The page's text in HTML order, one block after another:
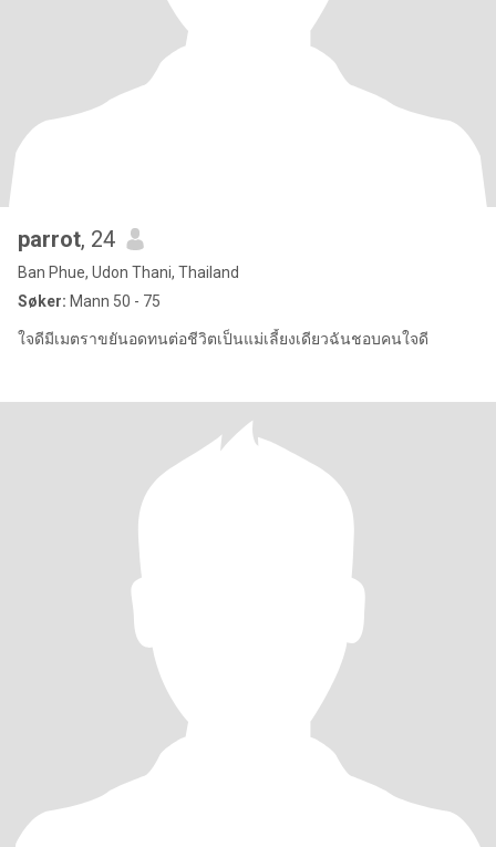
parrot, 24
Ban Phue, Udon Thani, Thailand
Søker: Mann 50 - 75
ใจดีมีเมตราขยันอดทนต่อชีวิตเป็นแม่เลี้ยงเดียวฉันชอบคนใจดี